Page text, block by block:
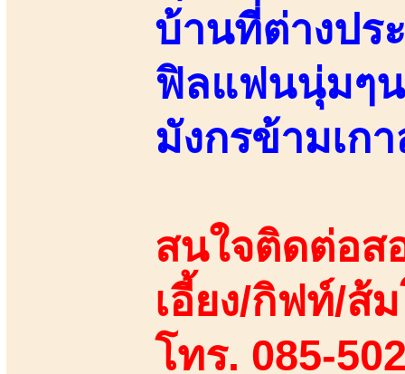
บ้านที่ต่างปร
ฟิลแฟนนุ่มๆน
มังกรข้ามเก
สนใจติดต่อส
เอี้ยง/กิฟท์/ส้
โทร. 085-